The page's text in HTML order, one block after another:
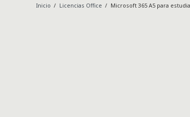
Inicio / Licencias Office / Microsoft 365 A5 para